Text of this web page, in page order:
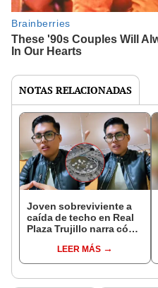
NOTAS RELACIONADAS
Joven sobreviviente a
caída de techo en Real
Plaza Trujillo narra cómo
menos de 5 segundos,
todo pasó"
LEER MÁS